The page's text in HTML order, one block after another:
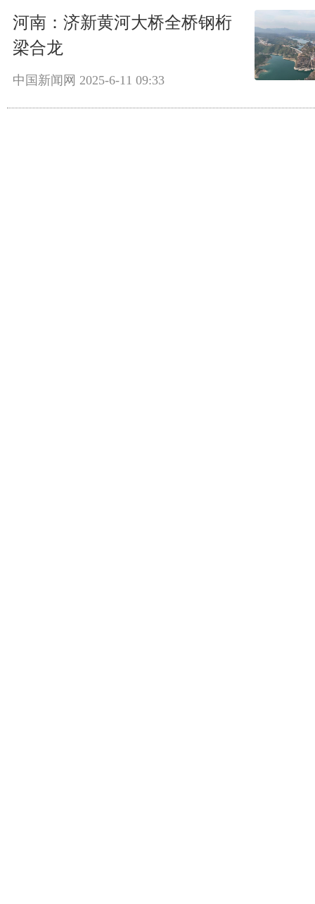
河南：济新黄河大桥全桥钢桁
梁合龙
中国新闻网 2025-6-11 09:33